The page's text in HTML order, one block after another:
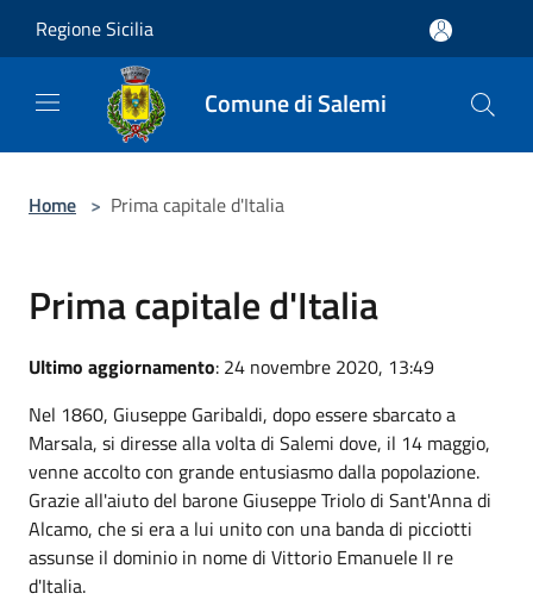
Regione Sicilia
Comune di Salemi
Home > Prima capitale d'Italia
Prima capitale d'Italia
Ultimo aggiornamento: 24 novembre 2020, 13:49
Nel 1860, Giuseppe Garibaldi, dopo essere sbarcato a
Marsala, si diresse alla volta di Salemi dove, il 14 maggio,
venne accolto con grande entusiasmo dalla popolazione.
Grazie all'aiuto del barone Giuseppe Triolo di Sant'Anna di
Alcamo, che si era a lui unito con una banda di picciotti
assunse il dominio in nome di Vittorio Emanuele II re
d'Italia.